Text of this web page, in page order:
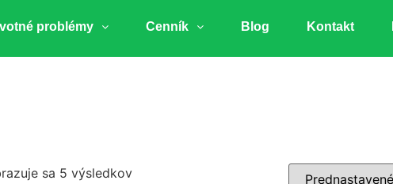
problémy Cenník Blog Kontakt
sa 5 výsledkov